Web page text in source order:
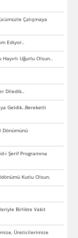
Çalışmaya
Ediyor..
Uğurlu Olsun..
Diledik..
Geldik..Bereketli
Dönümünü
i Şerif Programına
Kutlu Olsun.
Birlikte Vakit
Üreticilerimize